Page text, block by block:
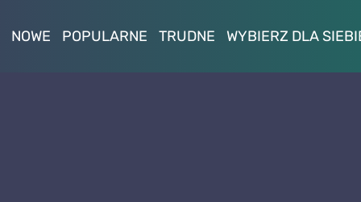
NOWE POPULARNE TRUDNE WYBIERZ DLA